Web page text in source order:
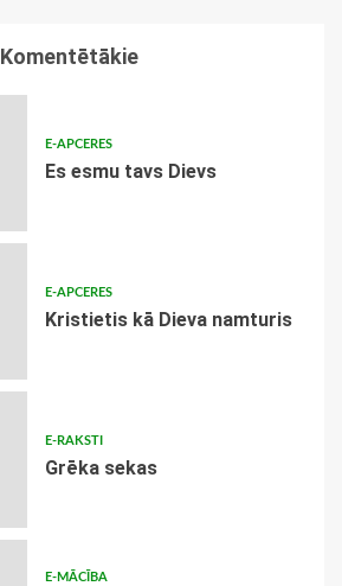
Komentētākie
E-APCERES
Es esmu tavs Dievs
E-APCERES
Kristietis kā Dieva namturis
E-RAKSTI
Grēka sekas
E-MĀCĪBA